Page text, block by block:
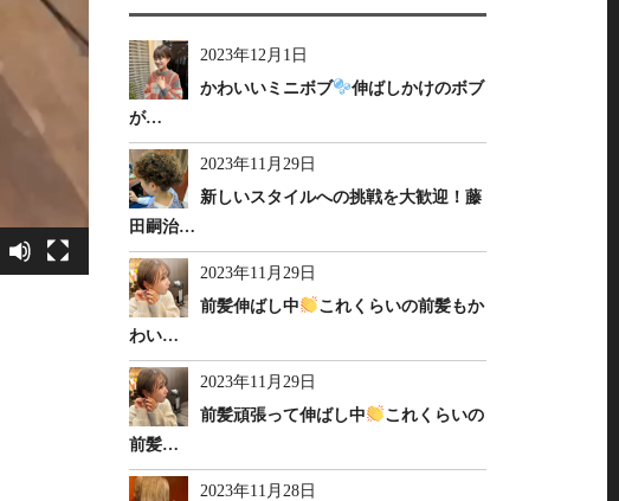
2023年12月1日
かわいいミニボブ
伸ばしかけのボブ
が…
2023年11月29日
新しいスタイルへの挑戦を大歓迎！藤
田嗣治…
2023年11月29日
前髪伸ばし中
これくらいの前髪もか
わい…
2023年11月29日
前髪頑張って伸ばし中
これくらいの
前髪…
2023年11月28日